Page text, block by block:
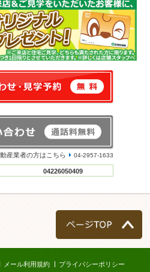
産業者の方はこちら 04-2957-1633
04226050409
メール利用規約 プライバシーポリシー